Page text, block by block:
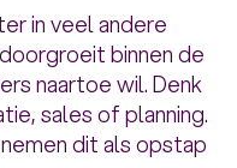
in veel andere
binnen de
naartoe wil. Denk
sales of planning.
dit als opstap